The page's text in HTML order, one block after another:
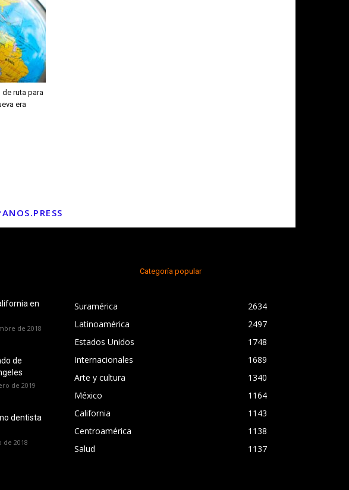
de ruta para
era
en
de 2018
de
de 2019
dentista
de 2018
Categoría popular
Suramérica
2634
Latinoamérica
2497
Estados Unidos
1748
Internacionales
1689
Arte y cultura
1340
México
1164
California
1143
Centroamérica
1138
Salud
1137